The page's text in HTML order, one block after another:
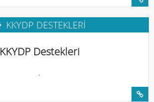
KKYDP DESTEKLERI
KKYDP Destekleri
.